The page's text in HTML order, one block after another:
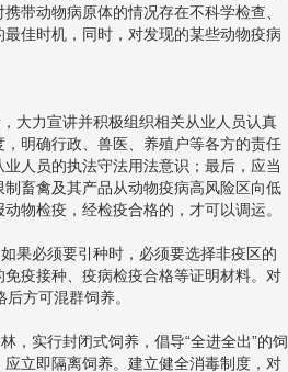
带动物病原体的情况存在不科学检查、
佳时机，同时，对发现的某些动物疫病
大力宣讲并积极组织相关从业人员认真
明确行政、兽医、养殖户等各方的责任
人员的执法守法用法意识；最后，应当
畜禽及其产品从动物疫病高风险区向低
物检疫，经检疫合格的，才可以调运。
必须要引种时，必须要选择非疫区的
疫接种、疫病检疫合格等证明材料。对
方可混群饲养。
实行封闭式饲养，倡导“全进全出”的饲
立即隔离饲养。建立健全消毒制度，对